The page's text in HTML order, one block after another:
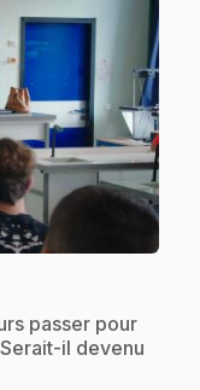
passer pour
il devenu